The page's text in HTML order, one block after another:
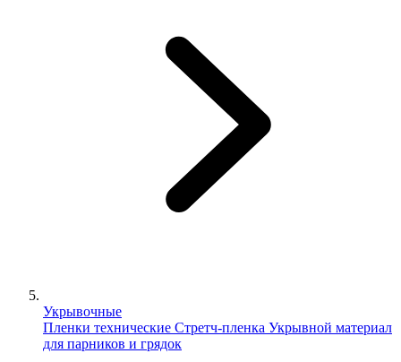
Укрывочные
Пленки технические Стретч-плeнка Укрывной материал
для парников и грядок